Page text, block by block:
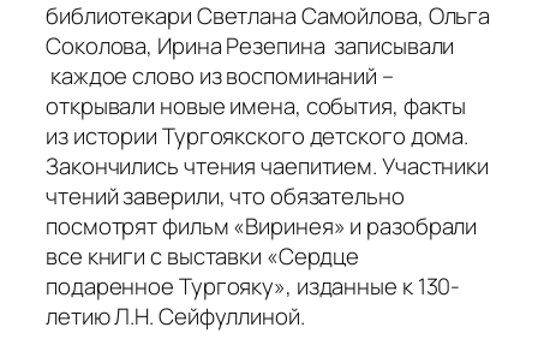
библиотекари Светлана Самойлова, Ольга
Соколова, Ирина Резепина записывали
каждое слово из воспоминаний –
открывали новые имена, события, факты
из истории Тургоякского детского дома.
Закончились чтения чаепитием. Участники
чтений заверили, что обязательно
посмотрят фильм «Виринея» и разобрали
все книги с выставки «Сердце
подаренное Тургояку», изданные к 130-
летию Л.Н. Сейфуллиной.